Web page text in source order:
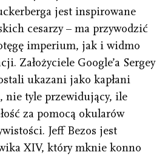
jest inspirowane
cesarzy – ma przywodzić
imperium, jak i widmo
Założyciele Google’a Sergey
ukazani jako kapłani
nie tyle przewidujący, ile
za pomocą okularów
Jeff Bezos jest
XIV, który mknie konno